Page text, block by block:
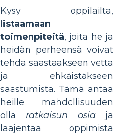
Kysy oppilailta,
listaamaan
toimenpiteitä, joita he ja
heidän perheensä voivat
tehdä säästääkseen vettä
ja ehkäistäkseen
saastumista. Tämä antaa
heille mahdollisuuden
olla ratkaisun osiaja
laajentaa oppimista